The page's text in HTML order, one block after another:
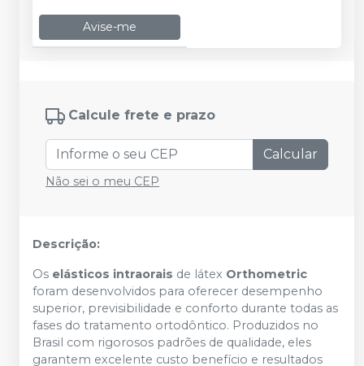
Avise-me
Calcule frete e prazo
Calcular
Não sei o meu CEP
Descrição:
Os elásticos intraorais de látex Orthometric
foram desenvolvidos para oferecer desempenho
superior, previsibilidade e conforto durante todas as
fases do tratamento ortodôntico. Produzidos no
Brasil com rigorosos padrões de qualidade, eles
garantem excelente custo benefício e resultados